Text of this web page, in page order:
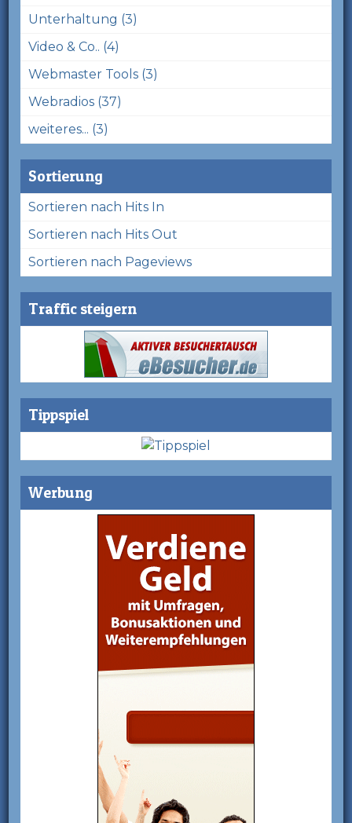
Unterhaltung (3)
Video & Co.. (4)
Webmaster Tools (3)
Webradios (37)
weiteres... (3)
Sortierung
Sortieren nach Hits In
Sortieren nach Hits Out
Sortieren nach Pageviews
Traffic steigern
Tippspiel
Werbung